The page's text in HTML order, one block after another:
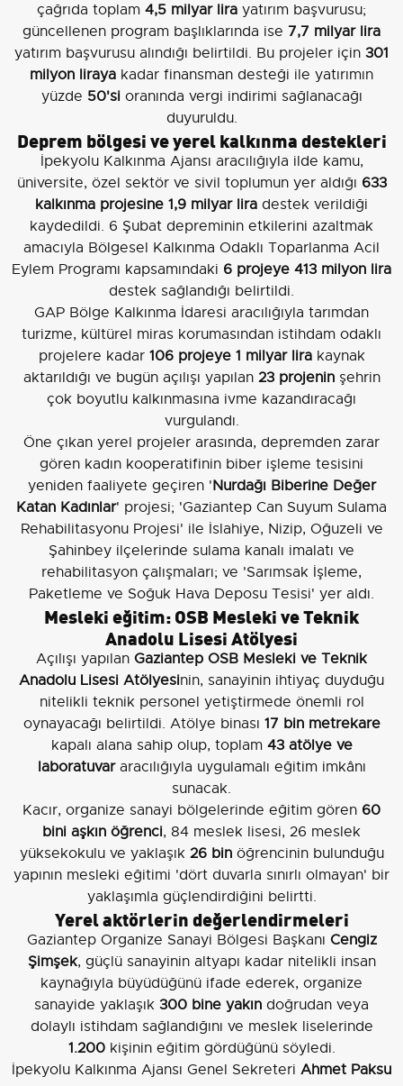
çağrıda toplam 4,5 milyar lira yatırım başvurusu;
güncellenen program başlıklarında ise 7,7 milyar lira
yatırım başvurusu alındığı belirtildi. Bu projeler için 301
milyon liraya kadar finansman desteği ile yatırımın
yüzde 50'sioranında vergi indirimi sağlanacağı
duyuruldu.
Deprem bölgesi ve yerel kalkınma destekleri
İpekyolu Kalkınma Ajansı aracılığıyla ilde kamu,
üniversite, özel sektör ve sivil toplumun yer aldığı 633
kalkınma projesine 1,9 milyar lira destek verildiği
kaydedildi. 6 Şubat depreminin etkilerini azaltmak
amacıyla Bölgesel Kalkınma Odaklı Toparlanma Acil
Eylem Programı kapsamındaki 6 projeye 413 milyon lira
destek sağlandığı belirtildi.
GAP Bölge Kalkınma İdaresi aracılığıyla tarımdan
turizme, kültürel miras korumasından istihdam odaklı
projelere kadar 106 projeye 1 milyar lirakaynak
aktarıldığı ve bugün açılışı yapılan 23 projeninşehrin
çok boyutlu kalkınmasına ivme kazandıracağı
vurgulandı.
Öne çıkan yerel projeler arasında, depremden zarar
gören kadın kooperatifinin biber işleme tesisini
yeniden faaliyete geçiren 'Nurdağı Biberine Değer
Katan Kadınlar' projesi; 'Gaziantep Can Suyum Sulama
Rehabilitasyonu Projesi' ile İslahiye, Nizip, Oğuzeli ve
Şahinbey ilçelerinde sulama kanalı imalatı ve
rehabilitasyon çalışmaları; ve 'Sarımsak İşleme,
Paketleme ve Soğuk Hava Deposu Tesisi' yer aldı.
Mesleki eğitim: OSB Mesleki ve Teknik
Anadolu Lisesi Atölyesi
Açılışı yapılan Gaziantep OSB Mesleki ve Teknik
Anadolu Lisesi Atölyesinin, sanayinin ihtiyaç duyduğu
nitelikli teknik personel yetiştirmede önemli rol
oynayacağı belirtildi. Atölye binası 17 bin metrekare
kapalı alana sahip olup, toplam 43 atölye ve
laboratuvararacılığıyla uygulamalı eğitim imkânı
sunacak.
Kacır, organize sanayi bölgelerinde eğitim gören 60
bini aşkın öğrenci, 84 meslek lisesi, 26 meslek
yüksekokulu ve yaklaşık 26 binöğrencinin bulunduğu
yapının mesleki eğitimi 'dört duvarla sınırlı olmayan' bir
yaklaşımla güçlendirdiğini belirtti.
Yerel aktörlerin değerlendirmeleri
Gaziantep Organize Sanayi Bölgesi Başkanı Cengiz
Şimşek, güçlü sanayinin altyapı kadar nitelikli insan
kaynağıyla büyüdüğünü ifade ederek, organize
sanayide yaklaşık 300 bine yakın doğrudan veya
dolaylı istihdam sağlandığını ve meslek liselerinde
1.200kişinin eğitim gördüğünü söyledi.
İpekyolu Kalkınma Ajansı Genel Sekreteri Ahmet Paksu